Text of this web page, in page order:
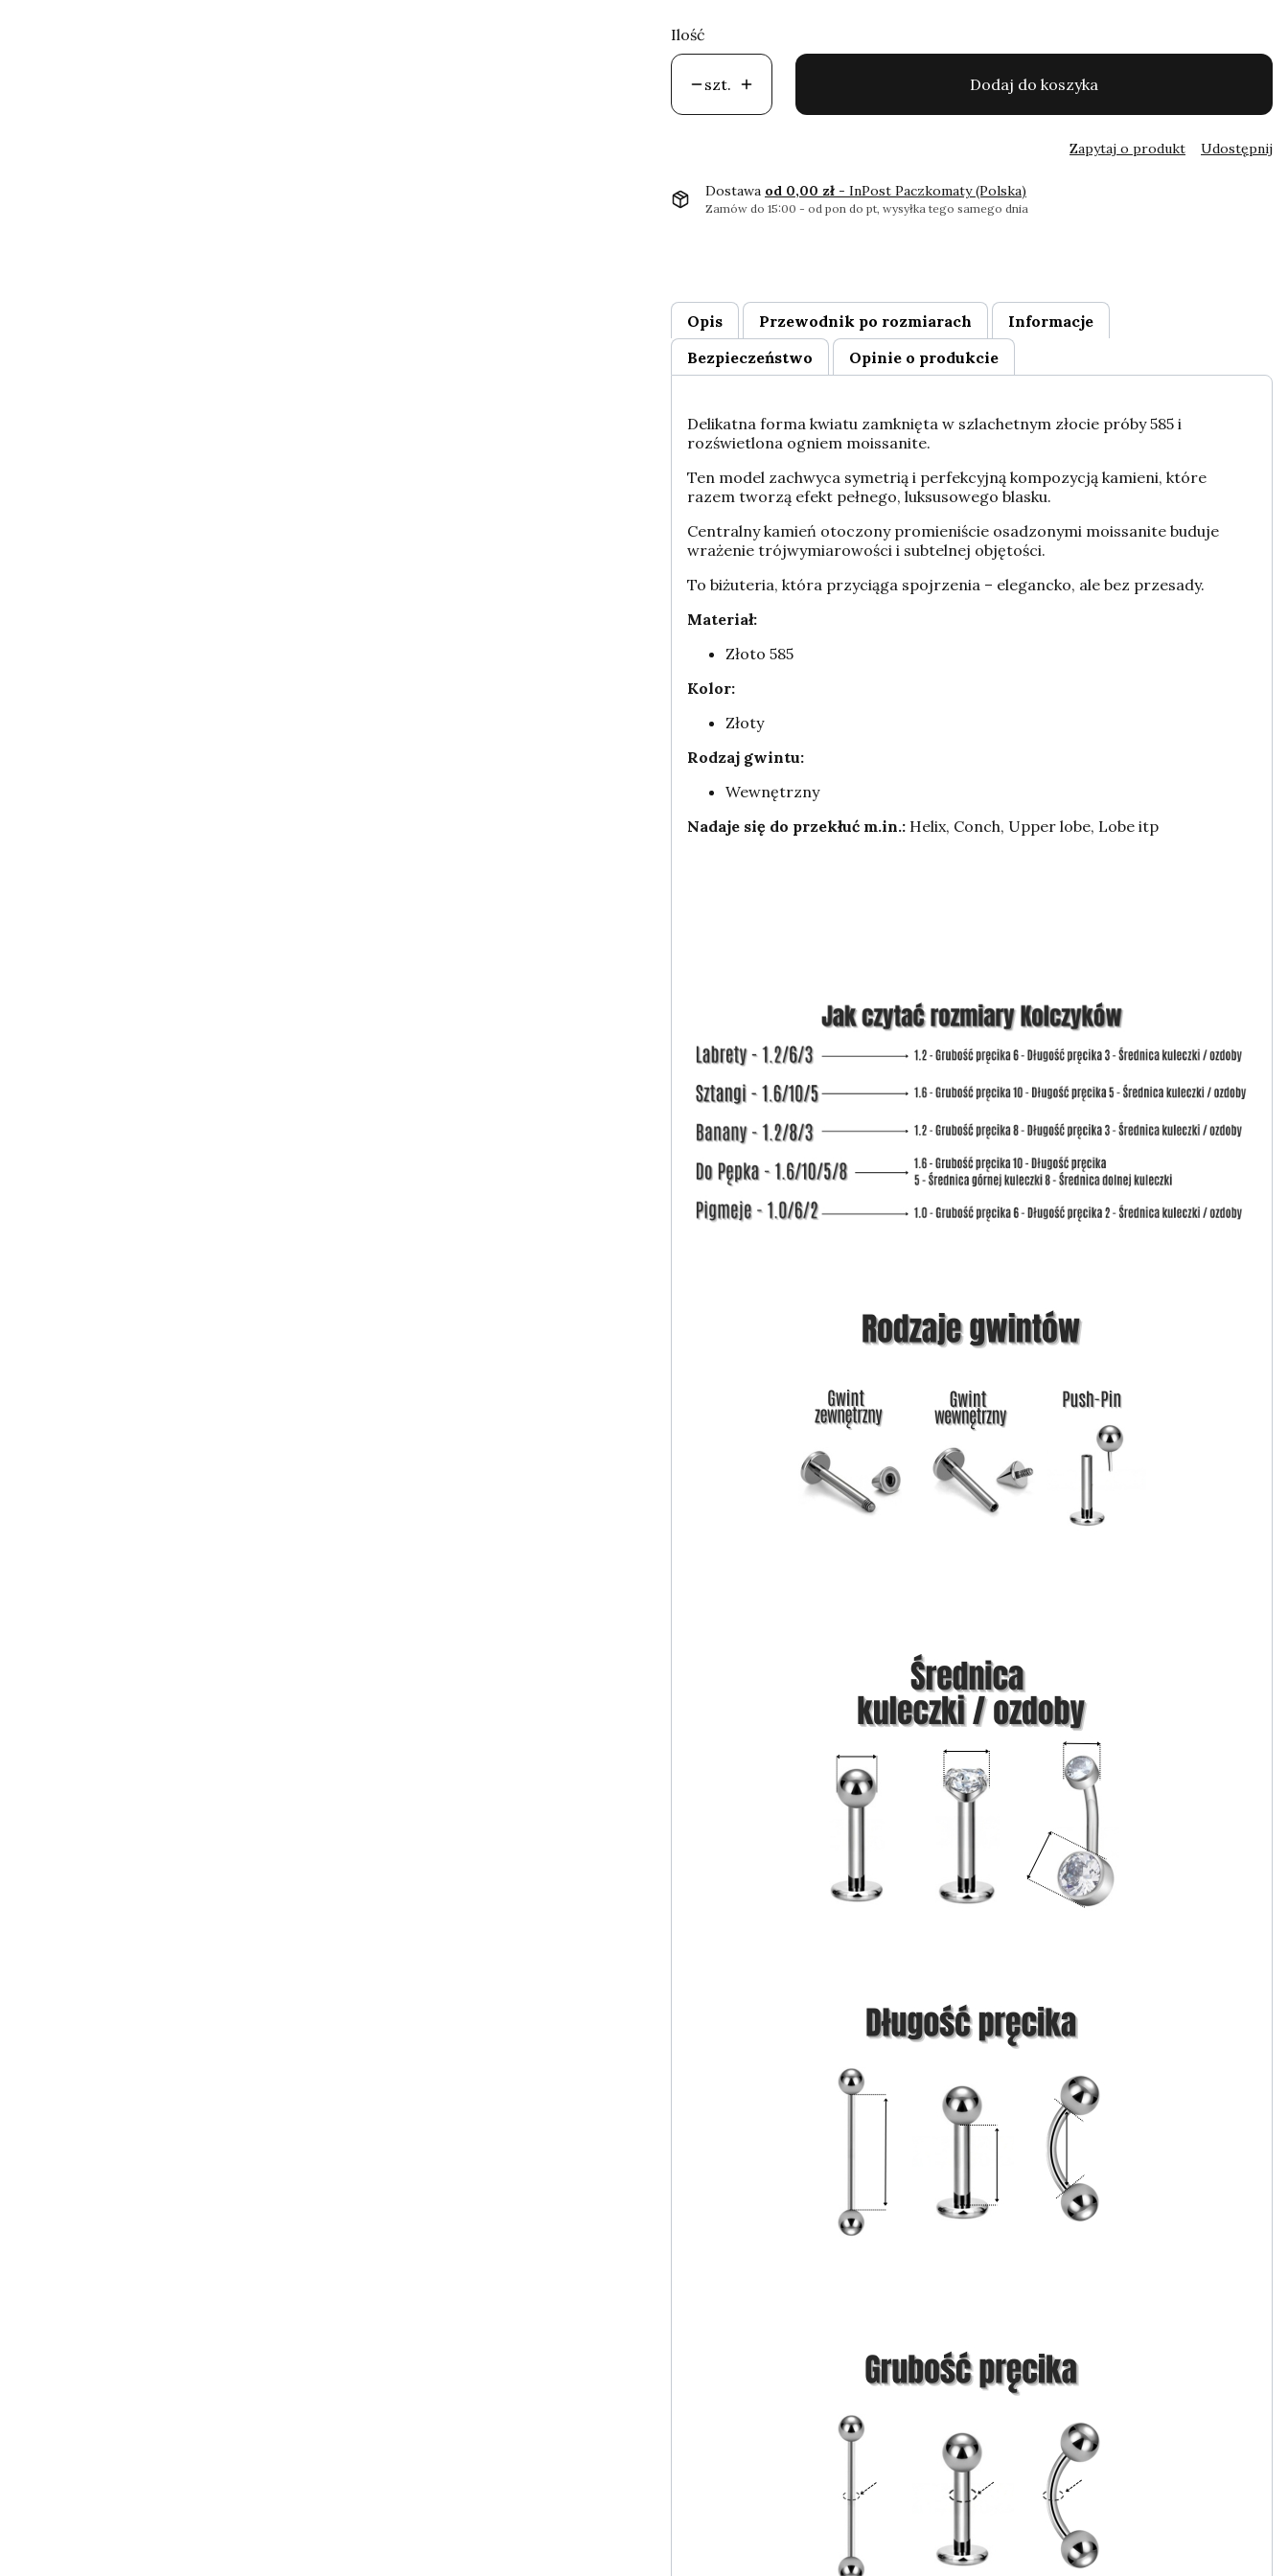
Ilość
szt. Dodaj do koszyka
Zapytaj o produkt Udostępnij
Dostawa od 0,00 zł - InPost Paczkomaty (Polska)
Zamów do 15:00 - od pon do pt, wysyłka tego samego dnia
Opis Przewodnik po rozmiarach
Informacje
Bezpieczeństwo
Opinie o produkcie
Delikatna forma kwiatu zamknięta w szlachetnym złocie próby 585 i
rozświetlona ogniem moissanite.
Ten model zachwyca symetrią i perfekcyjną kompozycją kamieni, które
razem tworzą efekt pełnego, luksusowego blasku.
Centralny kamień otoczony promieniście osadzonymi moissanite buduje
wrażenie trójwymiarowości i subtelnej objętości.
To biżuteria, która przyciąga spojrzenia – elegancko, ale bez przesady.
Materiał:
Złoto 585
Kolor:
Złoty
Rodzaj gwintu:
Wewnętrzny
Nadaje się do przekłuć m.in.: Helix, Conch, Upper lobe, Lobe itp